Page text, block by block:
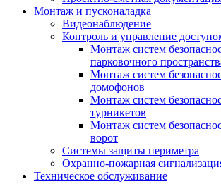
Монтаж и пусконаладка
Видеонаблюдение
Контроль и управление
Монтаж систем
парковочного
Монтаж систем
домофонов
Монтаж систем
турникетов
Монтаж систем
ворот
Системы защиты периметра
Охранно-пожарная
Техническое обслуживание